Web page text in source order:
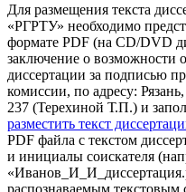
Для размещения текста
«РГРТУ» необходимо
формате PDF (на CD/DVD
заключение о возможности
диссертации за подписью
комиссии, по адресу:
237 (Терехиной Т.П.) и
разместить текст
PDF файла с текстом
и инициалы соискателя
распознаваемым текстовым